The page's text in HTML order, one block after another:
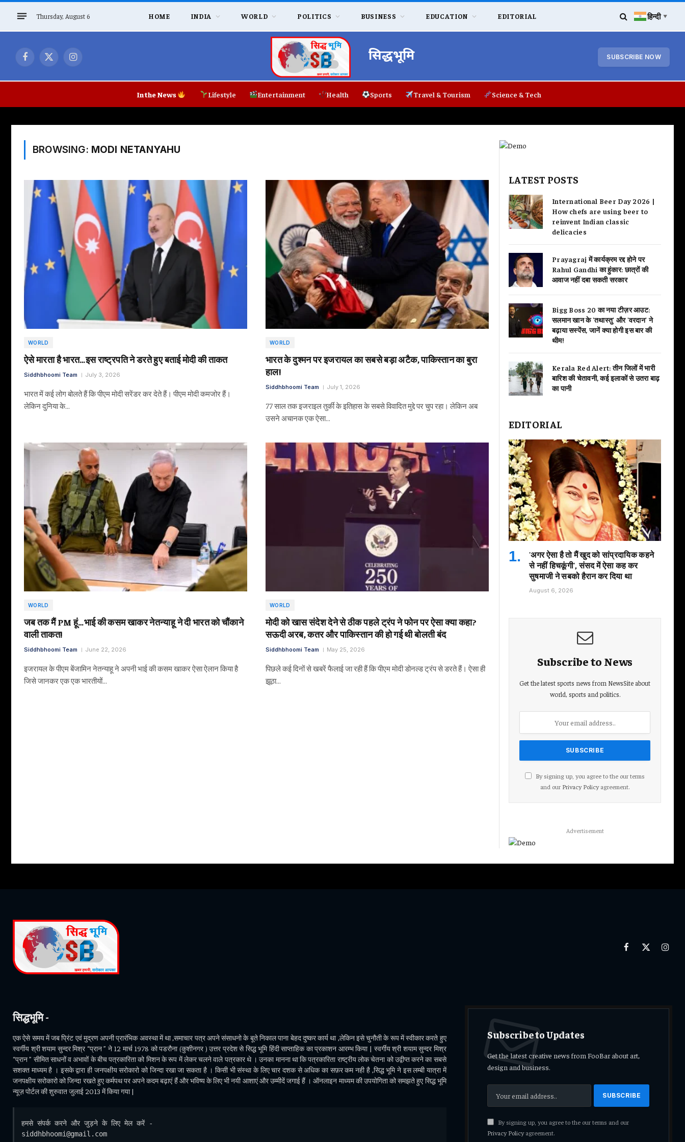
Thursday, August 6 HOME INDIA WORLD POLITICS BUSINESS EDUCATION EDITORIAL हिन्दी ▼
Facebook
X
Instagram सिद्धभूमि SUBSCRIBE NOW
In the News Lifestyle Entertainment Health Sports Travel & Tourism Science & Tech
BROWSING: MODI NETANYAHU
WORLD
ऐसे मारता है भारत…इस राष्ट्रपति ने डरते हुए बताई मोदी की ताकत
Siddhbhoomi Team July 3, 2026
भारत में कई लोग बोलते हैं कि पीएम मोदी सरेंडर कर देते हैं। पीएम मोदी कमजोर हैं।
लेकिन दुनिया के…
WORLD
भारत के दुश्मन पर इजरायल का सबसे बड़ा अटैक, पाकिस्तान का बुरा
हाल!
Siddhbhoomi Team July 1, 2026
77 साल तक इजराइल तुर्की के इतिहास के सबसे विवादित मुद्दे पर चुप रहा। लेकिन अब
उसने अचानक एक ऐसा…
WORLD
जब तक मैं PM हूं…भाई की कसम खाकर नेतन्याहू ने दी भारत को चौंकाने
वाली ताकत!
Siddhbhoomi Team June 22, 2026
इजरायल के पीएम बेंजामिन नेतन्याहू ने अपनी भाई की कसम खाकर ऐसा ऐलान किया है
जिसे जानकर एक एक भारतीयों…
WORLD
मोदी को खास संदेश देने से ठीक पहले ट्रंप ने फोन पर ऐसा क्या कहा?
सऊदी अरब, कतर और पाकिस्तान की हो गई थी बोलती बंद
Siddhbhoomi Team May 25, 2026
पिछले कई दिनों से खबरें फैलाई जा रही हैं कि पीएम मोदी डोनल्ड ट्रंप से डरते हैं। ऐसा ही
झूठा…
LATEST POSTS
International Beer Day 2026 |
How chefs are using beer to
reinvent Indian classic
delicacies
Prayagraj में कार्यक्रम रद्द होने पर
Rahul Gandhi का हुंकार: छात्रों की
आवाज नहीं दबा सकती सरकार
Bigg Boss 20 का नया टीज़र आउट:
सलमान खान के 'तथास्तु' और 'वरदान' ने
बढ़ाया सस्पेंस, जानें क्या होगी इस बार की
थीम!
Kerala Red Alert: तीन जिलों में भारी
बारिश की चेतावनी, कई इलाकों से उतरा बाढ़
का पानी
EDITORIAL
'अगर ऐसा है तो मैं खुद को सांप्रदायिक कहने
से नहीं हिचकूंगी', संसद में ऐसा कह कर
सुषमाजी ने सबको हैरान कर दिया था
August 6, 2026
Subscribe to News
Get the latest sports news from NewsSite about
world, sports and politics.
By signing up, you agree to the our terms
and our Privacy Policyagreement.
Advertisement
Facebook
X
सिद्धभूमि -
एक ऐसे समय में जब प्रिंट एवं मुद्रण अपनी प्रारंभिक अवस्था में था ,समाचार पत्र अपने संसाधनो के बूते निकाल पाना बेहद दुष्कर कार्य था ,लेकिन इसे चुनौती के रूप में स्वीकार करते हुए
स्वर्गीय श्री शयाम सुन्दर मिश्र “प्रान ” ने 12 मार्च 1978 को पडरौना (कुशीनगर ) उत्तर प्रदेश से सिद्ध भूमि हिंदी साप्ताहिक का प्रकाशन आरम्भ किया | स्वर्गीय श्री शयाम सुन्दर मिश्र
“प्रान ” सीमित साधनों व अभावों के बीच पत्रकारिता को मिशन के रूप में लेकर चलने वाले पत्रकार थे । उनका मानना था कि पत्रकारिता राष्ट्रीय लोक चेतना को उद्वीप्त करने का सबसे
सशक्त माध्यम है । इसके द्वारा ही जनपक्षीय सरोकारो को जिन्दा रखा जा सकता है । किसी भी संस्था के लिए चार दशक से अधिक का सफ़र कम नही है ,सिद्ध भूमि ने इस लम्बी यात्रा में
जनपक्षीय सरोकारो को जिन्दा रखते हुए कर्मपथ पर अपने कदम बढ़ाएं हैं और भविष्य के लिए भी नयी आशाएं और उम्मीदें जगाई हैं । ऑनलाइन माध्यम की उपयोगिता को समझते हुए सिद्ध भूमि
न्यूज़ पोर्टल की शुरुवात जुलाई 2013 में किया गया |
हमसे संपर्क करने और जुड़ने के लिए मेल करें -
siddhbhoomi@gmail.com
Subscribe to Updates
Get the latest creative news from FooBar about art,
design and business.
By signing up, you agree to the our terms and our
Privacy Policyagreement.